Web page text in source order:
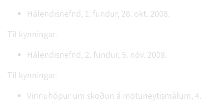
Hálendisnefnd, 1. fundur, 28. okt. 2008.
Til kynningar.
Hálendisnefnd, 2. fundur, 5. nóv. 2008.
Til kynningar.
Vinnuhópur um skoðun á mötuneytismálum, 4.